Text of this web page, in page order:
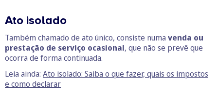
Ato isolado
Também chamado de ato único, consiste numa venda ou
prestação de serviço ocasional, que não se prevê que
ocorra de forma continuada.
Leia ainda: Ato isolado: Saiba o que fazer, quais os impostos
e como declarar